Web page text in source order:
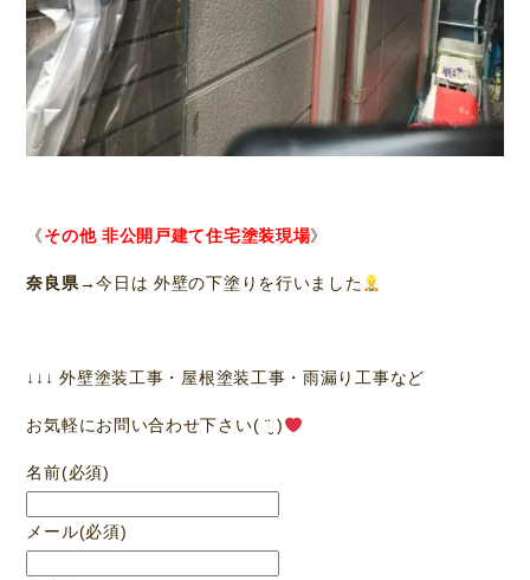
《その他 非公開戸建て住宅塗装現場》
奈良県→今日は 外壁の下塗りを行いました
↓↓↓ 外壁塗装工事・屋根塗装工事・雨漏り工事など
お気軽にお問い合わせ下さい( ¨̮ )
名前(必須)
メール(必須)